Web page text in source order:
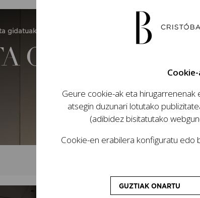
gidatuak
GIDATUAK
Geure cookie-ak eta
atsegin duzunari lotutako
(adibidez bisitatutako
Cookie-en erabilera konfiguratu edo
GUZTIAK ONARTU